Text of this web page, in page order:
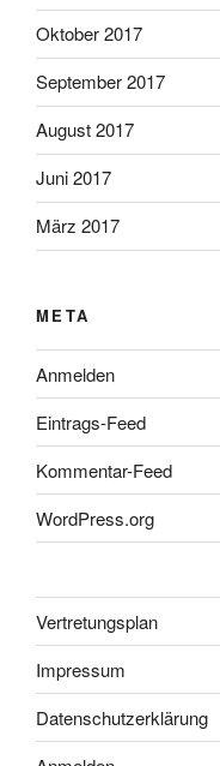
Oktober 2017
September 2017
August 2017
Juni 2017
März 2017
META
Anmelden
Eintrags-Feed
Kommentar-Feed
WordPress.org
Vertretungsplan
Impressum
Datenschutzerklärung